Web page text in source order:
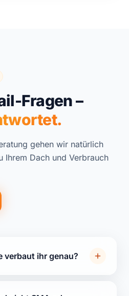
Fragen –
gehen wir natürlich
Ihrem Dach und Verbrauch
verbaut ihr genau?